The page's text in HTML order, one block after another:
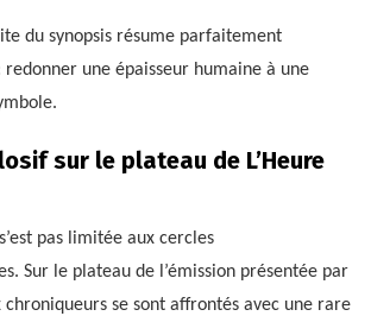
du synopsis résume parfaitement
redonner une épaisseur humaine à une
sur le plateau de L’Heure
pas limitée aux cercles
Sur le plateau de l’émission présentée par
chroniqueurs se sont affrontés avec une rare